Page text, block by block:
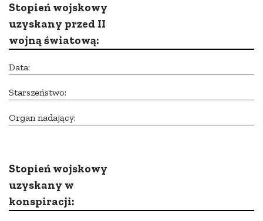
Stopień wojskowy
uzyskany przed II
wojną światową:
Data:
Starszeństwo:
Organ nadający:
Stopień wojskowy
uzyskany w
konspiracji: